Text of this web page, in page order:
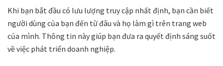
Khi bạn bắt đầu có lưu lượng truy cập nhất định, bạn cần biết
người dùng của bạn đến từ đâu và họ làm gì trên trang web
của mình. Thông tin này giúp bạn đưa ra quyết định sáng suốt
về việc phát triển doanh nghiệp.